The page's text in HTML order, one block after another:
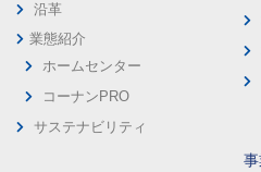
沿革
業態紹介
ホームセンター
コーナンPRO
サステナビリティ